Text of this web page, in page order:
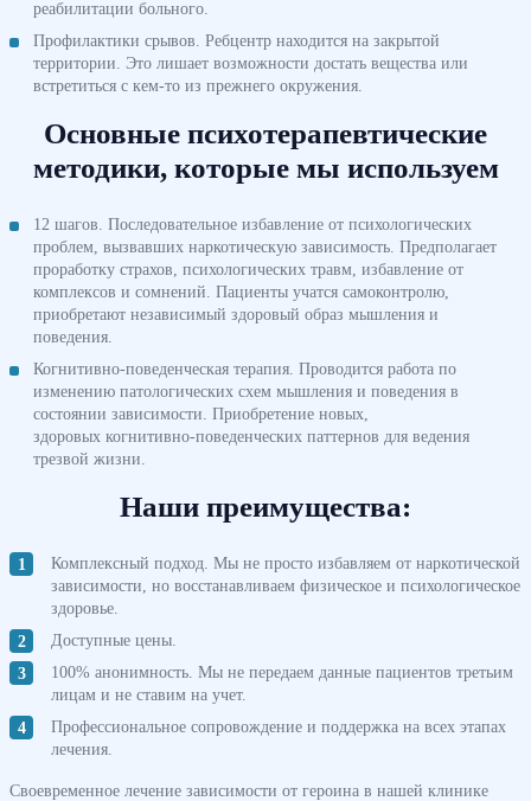
реабилитации больного.
Профилактики срывов. Ребцентр находится на закрытой
территории. Это лишает возможности достать вещества или
встретиться с кем-то из прежнего окружения.
Основные психотерапевтические
методики, которые мы используем
12 шагов. Последовательное избавление от психологических
проблем, вызвавших наркотическую зависимость. Предполагает
проработку страхов, психологических травм, избавление от
комплексов и сомнений. Пациенты учатся самоконтролю,
приобретают независимый здоровый образ мышления и
поведения.
Когнитивно-поведенческая терапия. Проводится работа по
изменению патологических схем мышления и поведения в
состоянии зависимости. Приобретение новых,
здоровых когнитивно-поведенческих паттернов для ведения
трезвой жизни.
Наши преимущества:
Комплексный подход. Мы не просто избавляем от наркотической
зависимости, но восстанавливаем физическое и психологическое
здоровье.
Доступные цены.
100% анонимность. Мы не передаем данные пациентов третьим
лицам и не ставим на учет.
Профессиональное сопровождение и поддержка на всех этапах
лечения.
Своевременное лечение зависимости от героина в нашей клинике